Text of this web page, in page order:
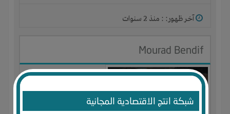
شبكة انتج الاقتصادية المجانية
آخر ظهور: : منذ 2 سنوات
Mourad Bendif